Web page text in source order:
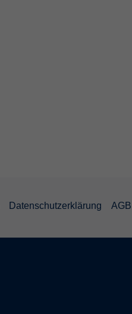
Datenschutzerklärung